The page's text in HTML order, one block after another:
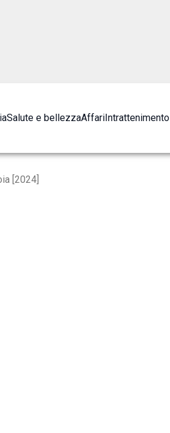
Salute e bellezzaAffariIntrattenimento
[2024]